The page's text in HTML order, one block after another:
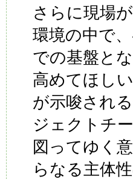
さらに現場
環境の中で
での基盤と
高めてほし
が示唆され
ジェクトチ
図ってゆく
らなる主体